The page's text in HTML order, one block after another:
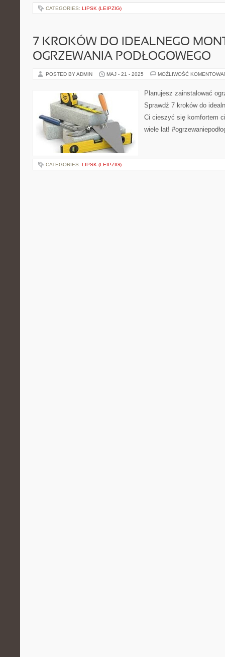
CATEGORIES: LIPSK (LEIPZIG)
7 KROKÓW DO IDEALNEGO
OGRZEWANIA PODŁOGOWEGO
POSTED BY ADMIN MAJ - 21 - 2025 MOŻLIWOŚĆ
Planujesz zainstalować
Sprawdź 7 kroków do
Ci cieszyć się komfortem
wiele lat!
CATEGORIES: LIPSK (LEIPZIG)